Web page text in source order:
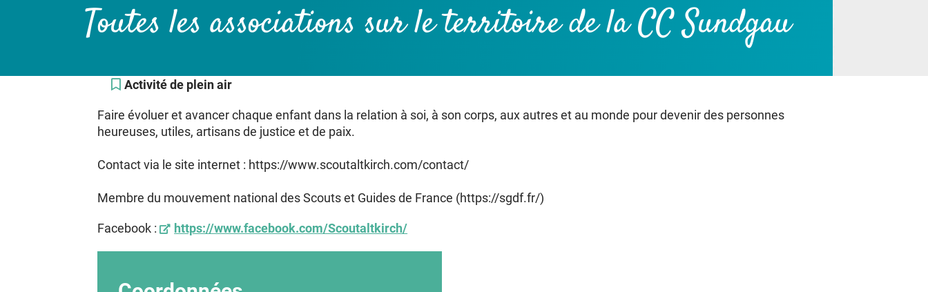
Toutes les associations sur le territoire de la CC Sundgau
Activité de plein air
Faire évoluer et avancer chaque enfant dans la relation à soi, à son corps, aux autres et au monde pour devenir des personnes
heureuses, utiles, artisans de justice et de paix.
Contact via le site internet : https://www.scoutaltkirch.com/contact/
Membre du mouvement national des Scouts et Guides de France (https://sgdf.fr/)
Facebook : https://www.facebook.com/Scoutaltkirch/